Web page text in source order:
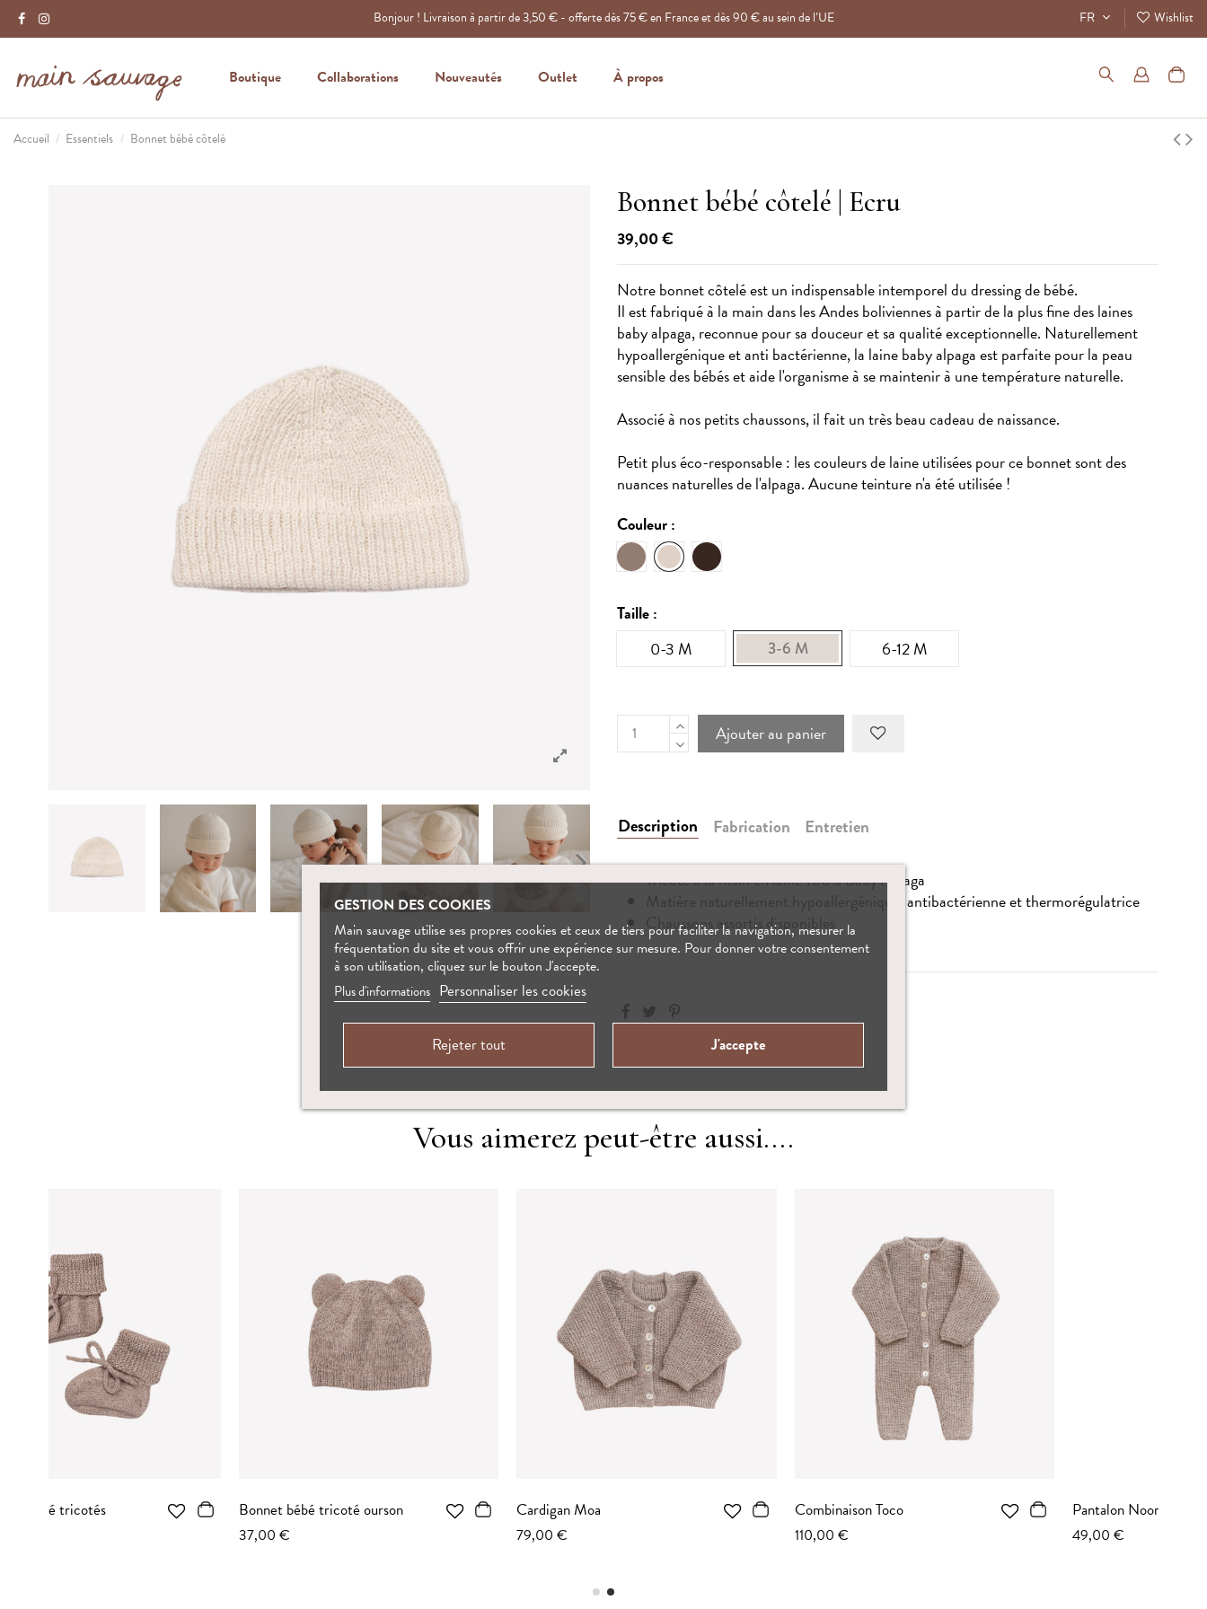
Bonjour ! Livraison à partir de 3,50 € - offerte dès 75 € en France et dès 90 € au sein de l’UE FR Wishlist
Boutique Collaborations Nouveautés Outlet À propos
Accueil Essentiels Bonnet bébé côtelé
Bonnet bébé côtelé | Ecru
39,00 €
Notre bonnet côtelé est un indispensable intemporel du dressing de bébé.
Il est fabriqué à la main dans les Andes boliviennes à partir de la plus fine des laines
baby alpaga, reconnue pour sa douceur et sa qualité exceptionnelle. Naturellement
hypoallergénique et anti bactérienne, la laine baby alpaga est parfaite pour la peau
sensible des bébés et aide l'organisme à se maintenir à une température naturelle.
Associé à nos petits chaussons, il fait un très beau cadeau de naissance.
Petit plus éco-responsable : les couleurs de laine utilisées pour ce bonnet sont des
nuances naturelles de l'alpaga. Aucune teinture n'a été utilisée !
Couleur :
Oat
Ecru Dark mocha
Taille :
0-3 M
3-6 M 6-12 M
Ajouter au panier
Description Fabrication Entretien
Tricoté à la main en laine 100% Baby Alpaga
Matière naturellement hypoallergénique, antibactérienne et thermorégulatrice
Chaussons assortis disponibles
Vous aimerez peut-être aussi....
Bonnet bébé tricoté ourson Cardigan Moa Pantalon Noor
GESTION DES COOKIES
Main sauvage utilise ses propres cookies et ceux de tiers pour faciliter la navigation, mesurer la
fréquentation du site et vous offrir une expérience sur mesure. Pour donner votre consentement
à son utilisation, cliquez sur le bouton J'accepte.
Plus d'informations Personnaliser les cookies
Rejeter tout J'accepte